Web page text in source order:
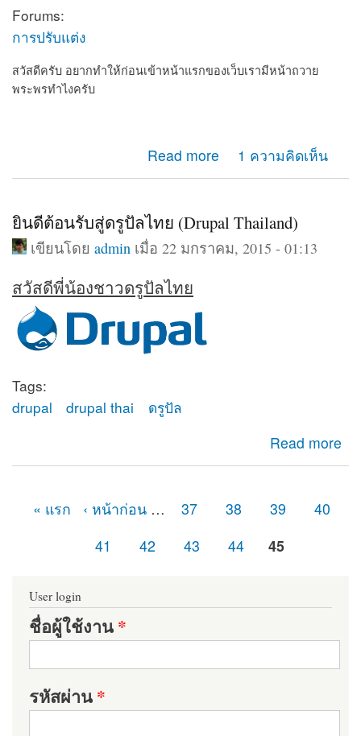
Forums:
การปรับแต่ง
สวัสดีครับ อยากทำให้ก่อนเข้าหน้าแรกของเว็บเรามีหน้าถวาย
พระพรทำไงครับ
Read more
about อยากทำให้ก่อนเข้าเว็บเรามีหน้าถวายพระพร
1 ความคิดเห็น
ยินดีต้อนรับสู่ดรูปัลไทย (Drupal Thailand)
เขียนโดยadmin เมื่อ 22 มกราคม, 2015 - 01:13
สวัสดีพี่น้องชาวดรูปัลไทย
Tags:
drupal
drupal thai
ดรูปัล
Read more
about ยินดีต้อนรับสู่ดรูปัลไทย (Drupal Thailand)
« แรก ‹ หน้าก่อน … 37 38 39
40
41
42 43 44 45
User login
ชื่อผู้ใช้งาน*
รหัสผ่าน*